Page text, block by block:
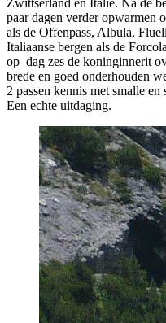
paar dagen verder opwarmen
als de Offenpass, Albula,
Italiaanse bergen als de
op dag zes de koninginnerit
brede en goed onderhouden
2 passen kennis met smalle
Een echte uitdaging.